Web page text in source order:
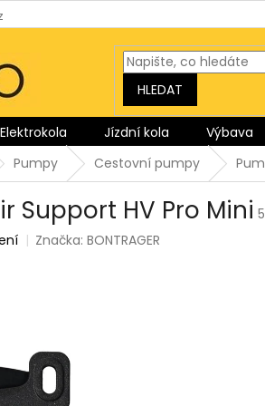
HLEDAT
Elektrokola Jízdní kola Výbava
Pumpy Cestovní pumpy
Support HV Pro Mini
Značka:BONTRAGER